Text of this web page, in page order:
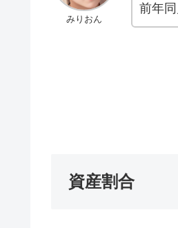
みりおん
前年
資産割合